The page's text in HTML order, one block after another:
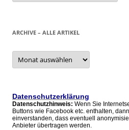
ARCHIVE – ALLE ARTIKEL
Archive
alle
Datenschutzerklärung
Datenschutzhinweis: Wenn Sie
Buttons wie Facebook etc. enthalten,
einverstanden, dass eventuell
Anbieter übertragen werden.